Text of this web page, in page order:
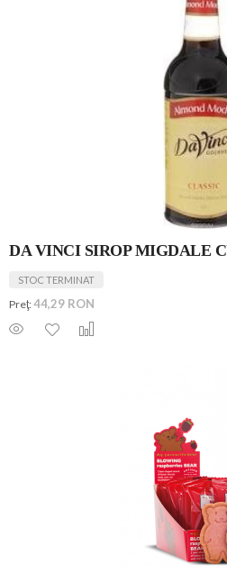
DA VINCI SIROP MIGDALE
STOC TERMINAT
Preţ:44,29 RON